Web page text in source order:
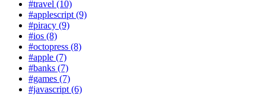
#travel (10)
#applescript (9)
#piracy (9)
#ios (8)
#octopress (8)
#apple (7)
#banks (7)
#games (7)
#javascript (6)